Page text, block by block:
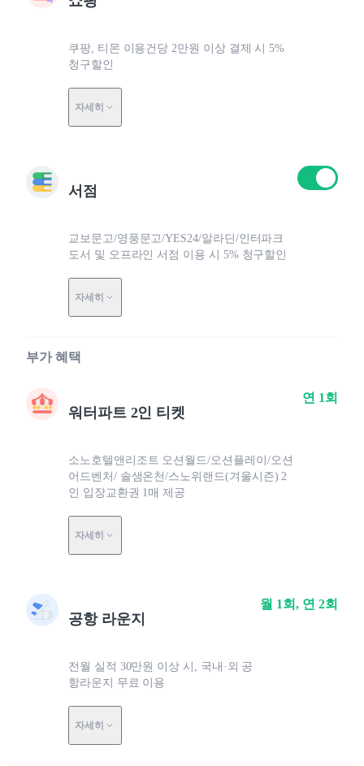
쿠팡, 티몬 이용건당 2만원 이상 결제 시 5%
청구할인
자세히
서점
교보문고/영풍문고/YES24/알라딘/인터파크
도서 및 오프라인 서점 이용 시 5% 청구할인
자세히
부가 혜택
워터파트 2인 티켓
소노호텔앤리조트 오션월드/오션플레이/오션
어드벤처/ 솔샘온천/스노위랜드(겨울시즌) 2
인 입장교환권 1매 제공
자세히
연 1회
공항 라운지
전월 실적 30만원 이상 시, 국내·외 공
항라운지 무료 이용
자세히
월 1회, 연 2회